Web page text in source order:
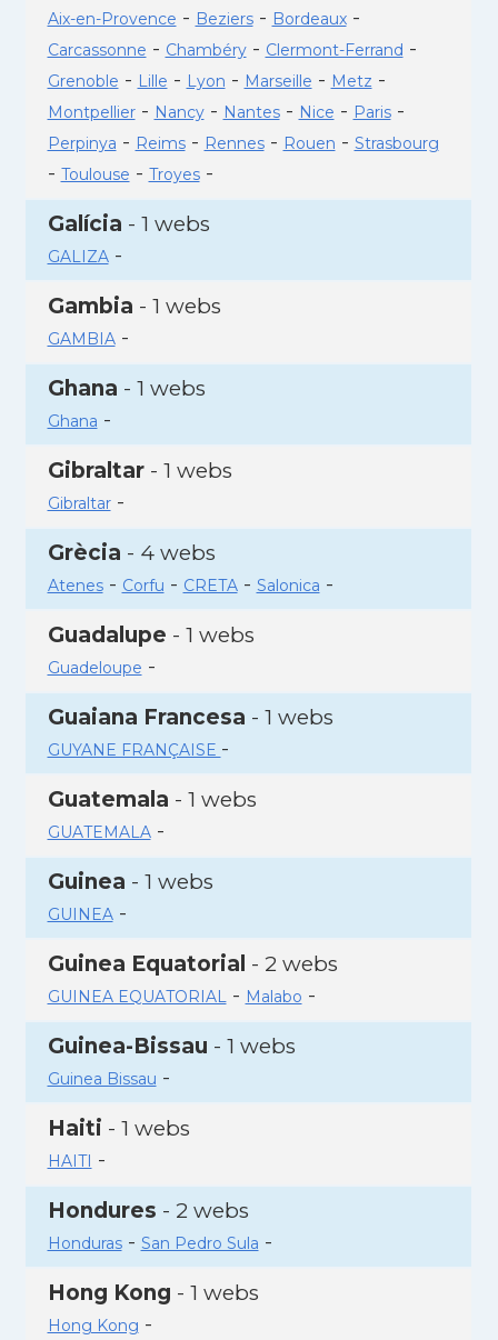
Aix-en-Provence - Beziers- Bordeaux-
Carcassonne - Chambéry- Clermont-Ferrand -
Grenoble - Lille - Lyon - Marseille - Metz -
Montpellier- Nancy- Nantes- Nice - Paris-
Perpinya - Reims- Rennes- Rouen - Strasbourg
- Toulouse - Troyes-
Galícia - 1 webs
GALIZA-
Gambia - 1 webs
GAMBIA-
Ghana - 1 webs
Ghana -
Gibraltar- 1 webs
Gibraltar-
Grècia - 4 webs
Atenes- Corfu - CRETA- Salonica -
Guadalupe - 1 webs
Guadeloupe -
Guaiana Francesa - 1 webs
GUYANE FRANÇAISE -
Guatemala - 1 webs
GUATEMALA-
Guinea - 1 webs
GUINEA-
Guinea Equatorial - 2 webs
GUINEA EQUATORIAL- Malabo -
Guinea-Bissau - 1 webs
Guinea Bissau -
Haiti - 1 webs
HAITI -
Hondures - 2 webs
Honduras- San Pedro Sula -
Hong Kong - 1 webs
Hong Kong -